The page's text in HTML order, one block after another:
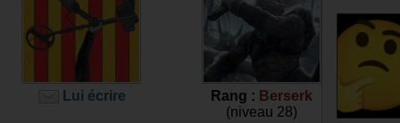
Lui écrire Rang : Berserk
(niveau 28)